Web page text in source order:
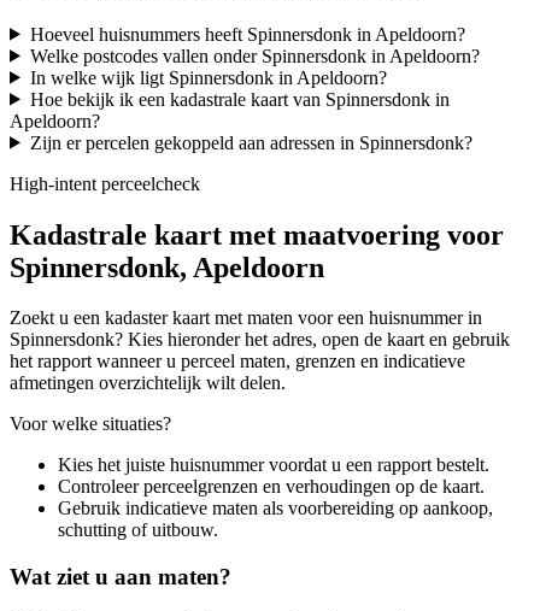
Hoeveel huisnummers heeft Spinnersdonk in Apeldoorn?
Welke postcodes vallen onder Spinnersdonk in Apeldoorn?
In welke wijk ligt Spinnersdonk in Apeldoorn?
Hoe bekijk ik een kadastrale kaart van Spinnersdonk in
Apeldoorn?
Zijn er percelen gekoppeld aan adressen in Spinnersdonk?
High-intent perceelcheck
Kadastrale kaart met maatvoering voor
Spinnersdonk, Apeldoorn
Zoekt u een kadaster kaart met maten voor een huisnummer in
Spinnersdonk? Kies hieronder het adres, open de kaart en gebruik
het rapport wanneer u perceel maten, grenzen en indicatieve
afmetingen overzichtelijk wilt delen.
Voor welke situaties?
Kies het juiste huisnummer voordat u een rapport bestelt.
Controleer perceelgrenzen en verhoudingen op de kaart.
Gebruik indicatieve maten als voorbereiding op aankoop,
schutting of uitbouw.
Wat ziet u aan maten?